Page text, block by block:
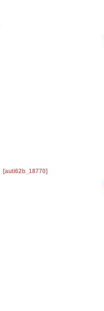
[auti62b_18770]